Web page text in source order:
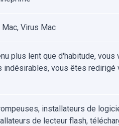
Virus Mac
plus lent que d'habitude, vous
indésirables, vous êtes redirigé
installateurs de
de lecteur flash,